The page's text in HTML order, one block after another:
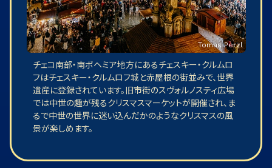
Tomas Perzl
チェコ南部・南ボヘミア地方にあるチェスキー・クルムロ
フはチェスキー・クルムロフ城と赤屋根の街並みで、世界
遺産に登録されています。旧市街のスヴォルノスティ広場
では中世の趣が残るクリスマスマーケットが開催され、ま
るで中世の世界に迷い込んだかのようなクリスマスの風
景が楽しめます。